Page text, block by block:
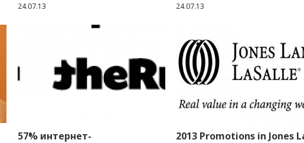
24.07.13 24.07.13
57% интернет-
2013 Promotions in Jones